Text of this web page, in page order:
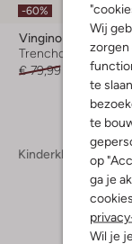
Wij
zorgen
te
te
op
ga je
Wil je
-60%
Vingino
Trenchcoats
€ 79,99
€ 31,99
Kinderkleding